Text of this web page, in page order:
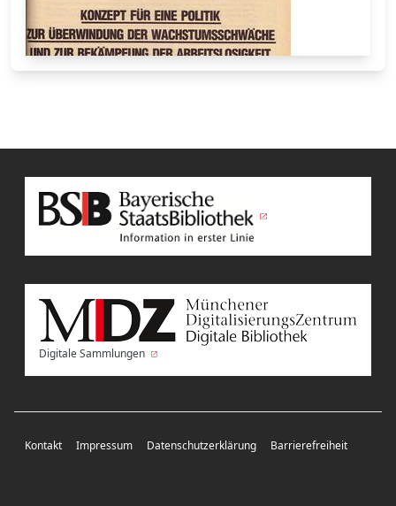
Digitale Sammlungen
Kontakt Impressum Datenschutzerklärung Barrierefreiheit